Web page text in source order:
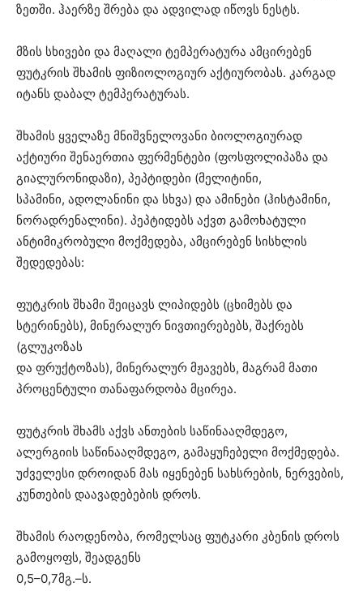
ზეთში. ჰაერზე შრება და ადვილად იწოვს ნესტს.
მზის სხივები და მაღალი ტემპერატურა ამცირებენ
ფუტკრის შხამის ფიზიოლოგიურ აქტიურობას. კარგად
იტანს დაბალ ტემპერატურას.
შხამის ყველაზე მნიშვნელოვანი ბიოლოგიურად
აქტიური შენაერთია ფერმენტები (ფოსფოლიპაზა და
გიალურონიდაზი), პეპტიდები (მელიტინი,
სპამინი, ადოლანინი და სხვა) და ამინები (ჰისტამინი,
ნორადრენალინი). პეპტიდებს აქვთ გამოხატული
ანტიმიკრობული მოქმედება, ამცირებენ სისხლის
შედედებას:
ფუტკრის შხამი შეიცავს ლიპიდებს (ცხიმებს და
სტერინებს), მინერალურ ნივთიერებებს, შაქრებს
(გლუკოზას
და ფრუქტოზას), მინერალურ მჟავებს, მაგრამ მათი
პროცენტული თანაფარდობა მცირეა.
ფუტკრის შხამს აქვს ანთების საწინააღმდეგო,
ალერგიის საწინააღმდეგო, გამაყუჩებელი მოქმედება.
უძველესი დროიდან მას იყენებენ სახსრების, ნერვების,
კუნთების დაავადებების დროს.
შხამის რაოდენობა, რომელსაც ფუტკარი კბენის დროს
გამოყოფს, შეადგენს
0,5–0,7მგ.–ს.